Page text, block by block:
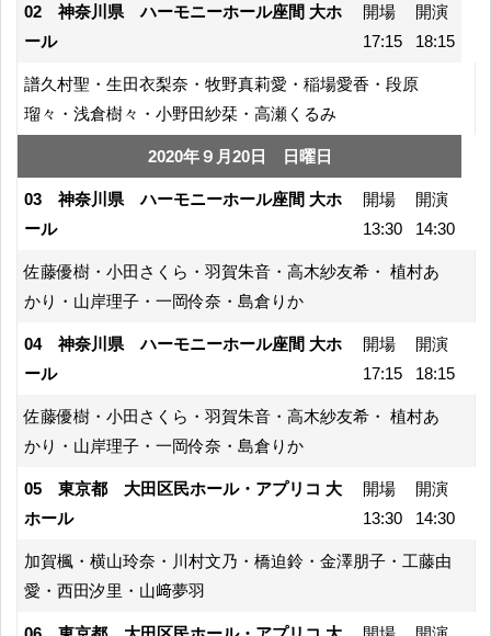
02 神奈川県 ハーモニーホール座間 大ホ
ール
開場
17:15
開演
18:15
譜久村聖・生田衣梨奈・牧野真莉愛・稲場愛香・段原
瑠々・浅倉樹々・小野田紗栞・高瀬くるみ
2020年９月20日 日曜日
03 神奈川県 ハーモニーホール座間 大ホ
ール
開場
13:30
開演
14:30
佐藤優樹・小田さくら・羽賀朱音・高木紗友希・ 植村あ
かり・山岸理子・一岡伶奈・島倉りか
04 神奈川県 ハーモニーホール座間 大ホ
ール
開場
17:15
開演
18:15
佐藤優樹・小田さくら・羽賀朱音・高木紗友希・ 植村あ
かり・山岸理子・一岡伶奈・島倉りか
05 東京都 大田区民ホール・アプリコ 大
ホール
開場
13:30
開演
14:30
加賀楓・横山玲奈・川村文乃・橋迫鈴・金澤朋子・工藤由
愛・西田汐里・山﨑夢羽